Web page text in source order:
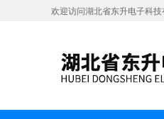
欢迎访问湖北省东升电子科技